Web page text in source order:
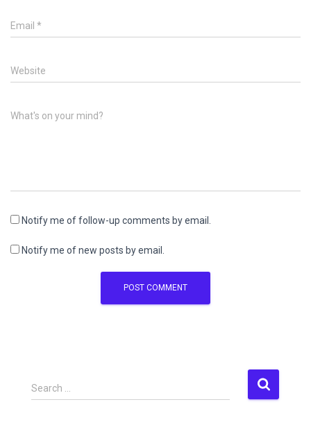
Email *
Website
What's on your mind?
Notify me of follow-up comments by email.
Notify me of new posts by email.
S
e
Search …